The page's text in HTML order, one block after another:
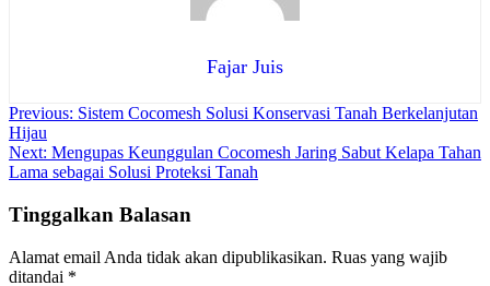
Fajar Juis
Navigasi
pos
Previous: Sistem Cocomesh Solusi Konservasi Tanah Berkelanjutan
Hijau
Next: Mengupas Keunggulan Cocomesh Jaring Sabut Kelapa Tahan
Lama sebagai Solusi Proteksi Tanah
Tinggalkan Balasan
Alamat email Anda tidak akan dipublikasikan. Ruas yang wajib
ditandai *